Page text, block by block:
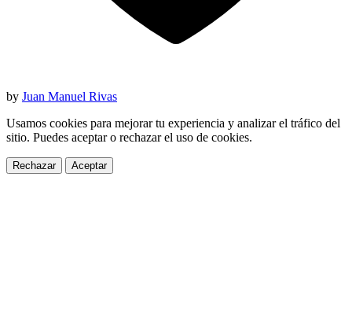
by Juan Manuel Rivas
Usamos cookies para mejorar tu experiencia y analizar el tráfico del
sitio. Puedes aceptar o rechazar el uso de cookies.
Rechazar Aceptar